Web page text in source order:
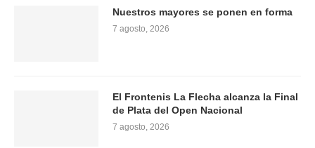
Nuestros mayores se ponen en forma
7 agosto, 2026
El Frontenis La Flecha alcanza la Final
de Plata del Open Nacional
7 agosto, 2026